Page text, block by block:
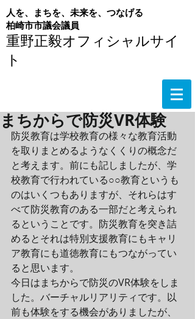
重野正毅オフィシャルサイ
ト
人を、まちを、未来を、つなげる
​柏崎市市議会議員
まちからで防災VR体験
防災教育は学校教育の様々な教育活動
を取りまとめるようなくくりの概念だ
と考えます。前にも記しましたが、学
校教育で行われている○○教育というも
のはいくつもありますが、それらはす
べて防災教育のある一部だと考えられ
るということです。防災教育を突き詰
めるとそれは特別支援教育にもキャリ
ア教育にも道徳教育にもつながってい
ると思います。
今日はまちからで防災のVR体験をしま
した。バーチャルリアリティです。以
前も体験をする機会がありましたが、